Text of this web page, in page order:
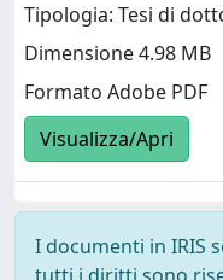
Tipologia: Tesi di
Dimensione 4.98 MB
Formato Adobe PDF
Visualizza/Apri
I documenti in IRIS